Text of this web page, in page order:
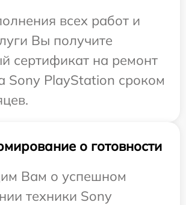
всех работ и
Вы получите
сертификат на ремонт
Sony PlayStation сроком
о готовности
Вам о успешном
техники Sony